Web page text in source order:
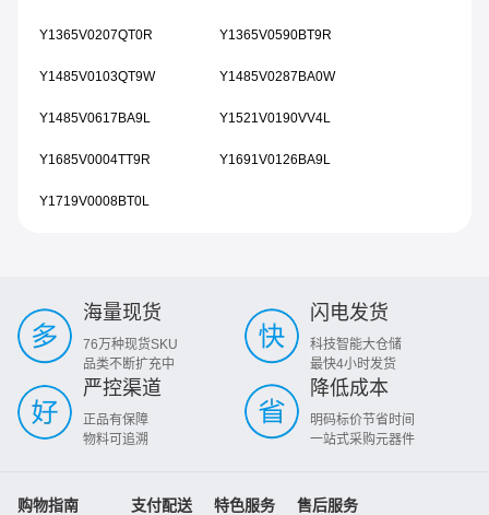
Y1365V0207QT0R Y1365V0590BT9R
Y1485V0103QT9W Y1485V0287BA0W
Y1485V0617BA9L Y1521V0190VV4L
Y1685V0004TT9R Y1691V0126BA9L
Y1719V0008BT0L
海量现货
76万种现货SKU
品类不断扩充中
闪电发货
科技智能大仓储
最快4小时发货
严控渠道
正品有保障
物料可追溯
降低成本
明码标价节省时间
一站式采购元器件
购物指南 支付配送 特色服务 售后服务